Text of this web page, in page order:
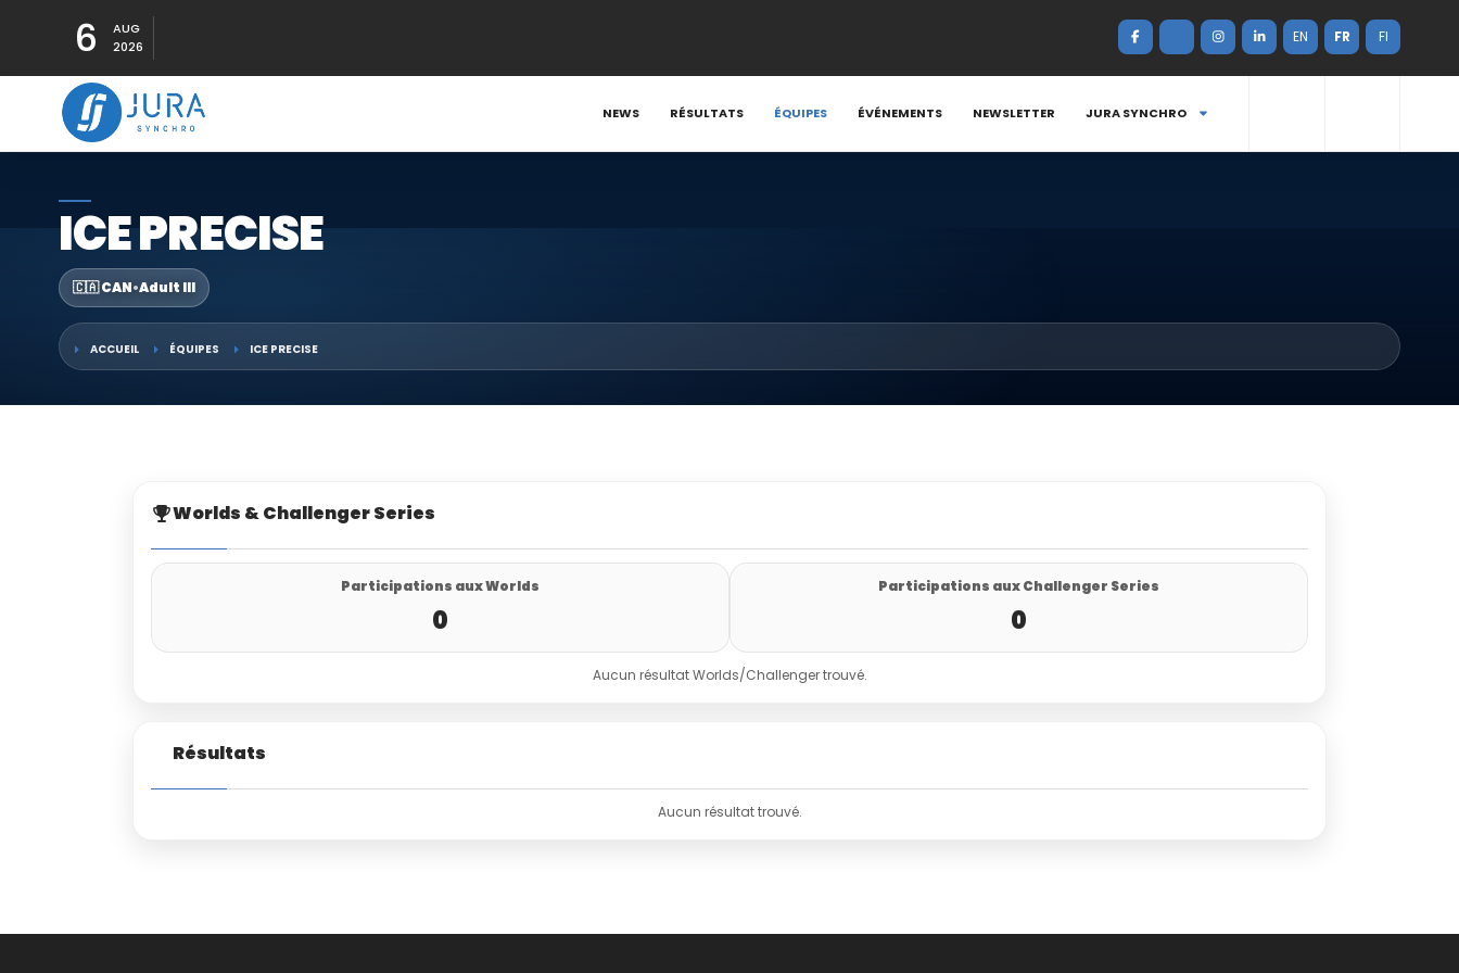
6
AUG
2026
EN FR FI
NEWS RÉSULTATS ÉQUIPES ÉVÉNEMENTS NEWSLETTER JURA SYNCHRO
ICE PRECISE
🇨🇦 CAN•Adult III
ACCUEIL ÉQUIPES ICE PRECISE
Worlds & Challenger Series
Participations aux Worlds
0
Participations aux Challenger Series
0
Aucun résultat Worlds/Challenger trouvé.
Résultats
Aucun résultat trouvé.